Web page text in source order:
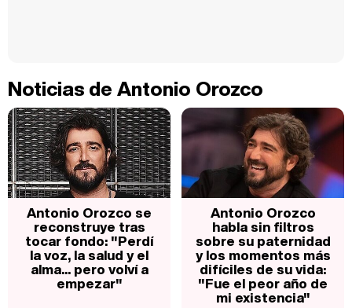
Noticias de Antonio Orozco
Antonio Orozco se
reconstruye tras
tocar fondo: "Perdí
la voz, la salud y el
alma... pero volví a
empezar"
Antonio Orozco
habla sin filtros
sobre su paternidad
y los momentos más
difíciles de su vida:
"Fue el peor año de
mi existencia"